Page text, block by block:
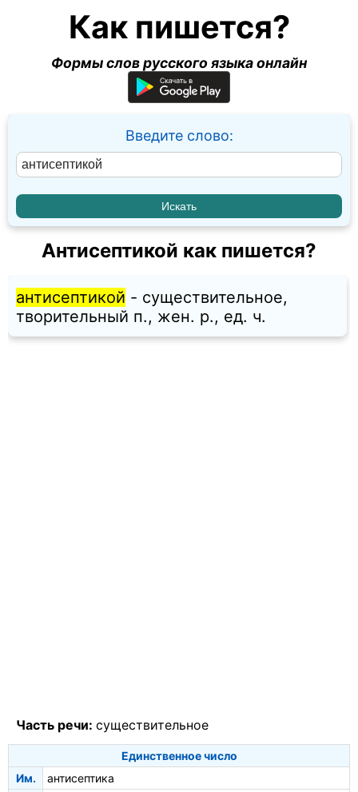
Как пишется?
Формы слов русского языка онлайн
Введите слово:
Антисептикой как пишется?
антисептикой - существительное,
творительный п., жен. p., ед. ч.
Часть речи: существительное
Единственное число
Им.
антисептика